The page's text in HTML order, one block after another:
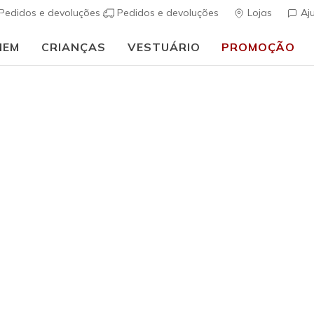
e devoluções Pedidos e devoluções Lojas
CRIANÇAS VESTUÁRIO PROMOÇÃO